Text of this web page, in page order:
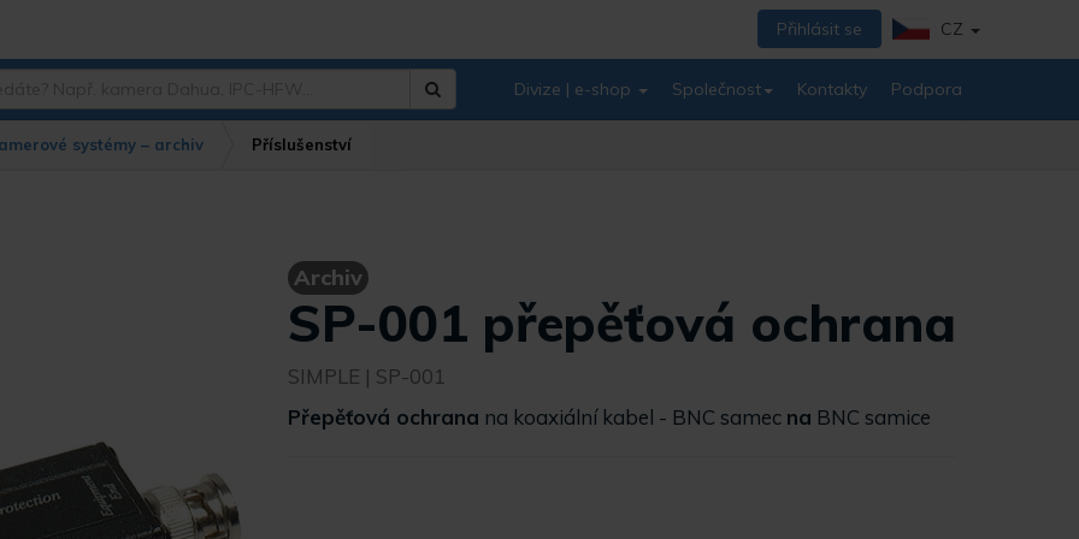
Přihlásit se CZ
Divize | e-shop Společnost Kontakty Podpora
systémy – archiv Příslušenství
Archiv
SP-001 přepěťová ochrana
SIMPLE | SP-001
Přepěťová ochrana na koaxiální kabel - BNC samec na BNC samice